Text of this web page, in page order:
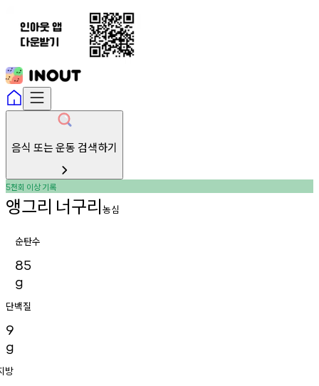
음식 또는 운동 검색하기
5천회 이상기록
앵그리 너구리농심
순탄수
85
g
단백질
9
g
방